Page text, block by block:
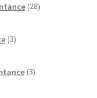
28izdelkov
3izdelki
3izdelki